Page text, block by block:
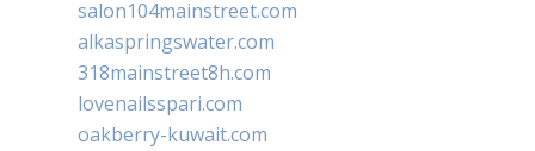
salon104mainstreet.com
alkaspringswater.com
318mainstreet8h.com
lovenailsspari.com
oakberry-kuwait.com